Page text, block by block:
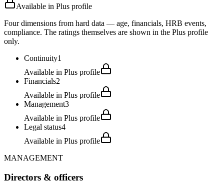
Available in Plus profile
Four dimensions from hard data — age, financials, HRB events,
compliance. The ratings themselves are shown in the Plus profile
only.
Continuity1
Available in Plus profile
Financials2
Available in Plus profile
Management3
Available in Plus profile
Legal status4
Available in Plus profile
MANAGEMENT
Directors & officers